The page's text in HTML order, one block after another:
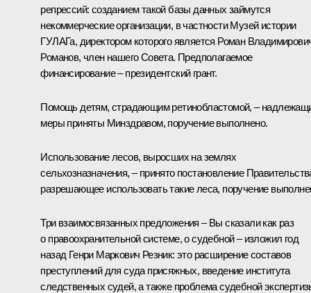
репрессий: созданием такой базы данных займутся
некоммерческие организации, в частности Музей истории
ГУЛАГа, директором которого является Роман
Романов, член нашего Совета. Предполагаемое
финансирование – президентский грант.
Помощь детям, страдающим ретинобластомой, –
меры приняты Минздравом, поручение выполнено.
Использование лесов, выросших на землях
сельхозназначения, – принято постановление
разрешающее использовать такие леса, поручение
Три взаимосвязанных предложения – Вы сказали как раз
о правоохранительной системе, о судебной – изложил год
назад Генри Маркович Резник: это расширение составов
преступлений для суда присяжных, введение института
следственных судей, а также проблема судебной